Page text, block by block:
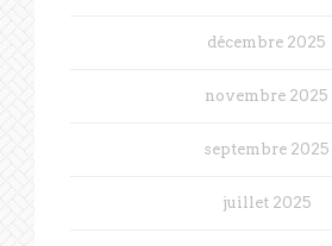
décembre 2025
novembre 2025
septembre 2025
juillet 2025